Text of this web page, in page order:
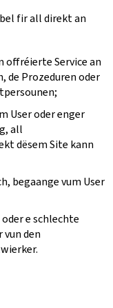
fir all direkt an
Service an
de Prozeduren oder
User oder enger
all
dësem Site kann
begaange vum User
e schlechte
den